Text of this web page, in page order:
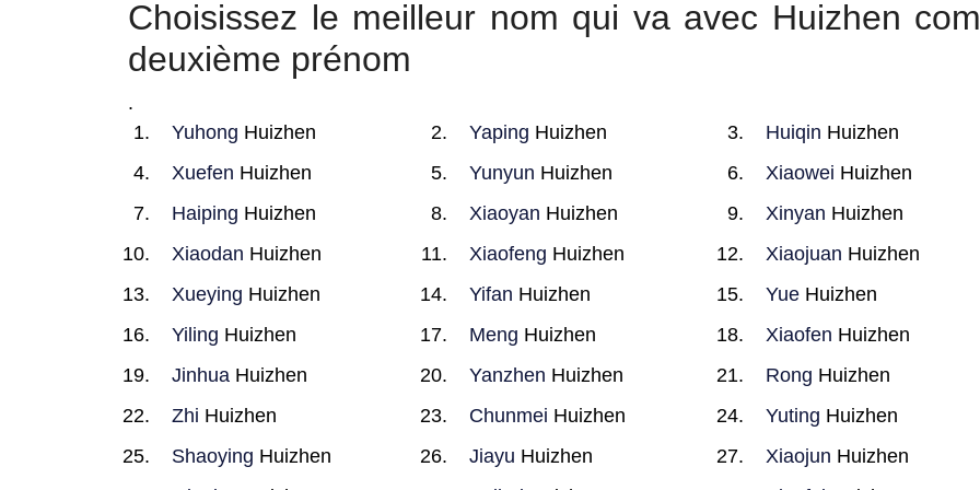
Choisissez le meilleur nom qui va avec Huizhen
deuxième prénom
.
Yuhong Huizhen Yaping Huizhen Huiqin Huizhen
Xuefen Huizhen Yunyun Huizhen Xiaowei Huizhen
Haiping Huizhen Xiaoyan Huizhen Xinyan Huizhen
Xiaodan Huizhen Xiaofeng Huizhen Xiaojuan Huizhen
Xueying Huizhen Yifan Huizhen Yue Huizhen
Yiling Huizhen Meng Huizhen Xiaofen Huizhen
Jinhua Huizhen Yanzhen Huizhen Rong Huizhen
Zhi Huizhen Chunmei Huizhen Yuting Huizhen
Shaoying Huizhen Jiayu Huizhen Xiaojun Huizhen